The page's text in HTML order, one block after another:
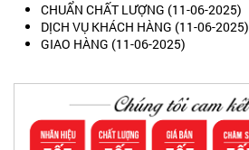
CHUẨN CHẤT LƯỢNG (11-06-2025)
DỊCH VỤ KHÁCH HÀNG (11-06-2025)
GIAO HÀNG (11-06-2025)